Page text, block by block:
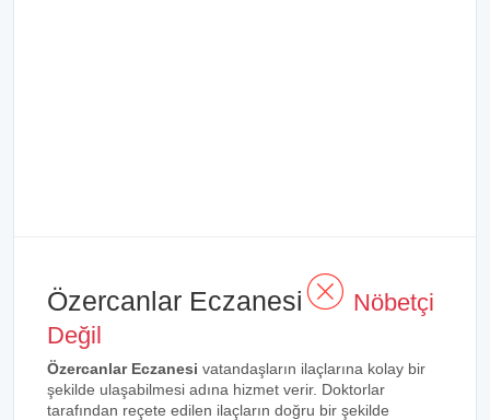
Özercanlar Eczanesi
Nöbetçi
Değil
Özercanlar Eczanesi vatandaşların ilaçlarına kolay bir
şekilde ulaşabilmesi adına hizmet verir. Doktorlar
tarafından reçete edilen ilaçların doğru bir şekilde